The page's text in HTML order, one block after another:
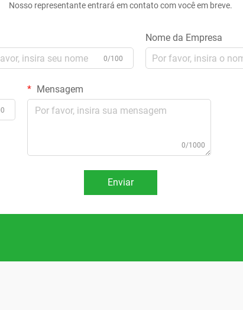
Nosso representante entrará em contato com você em breve.
0/100
Nome da Empresa
Mensagem
0/1000
Enviar